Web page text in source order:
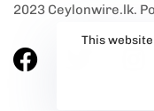
2023 Ceylonwire.lk.
This